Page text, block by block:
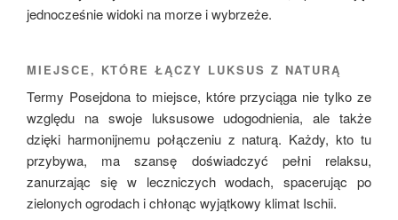
jednocześnie widoki na morze i wybrzeże.
MIEJSCE, KTÓRE ŁĄCZY LUKSUS Z NATURĄ
Termy Posejdona to miejsce, które przyciąga nie tylko ze
względu na swoje luksusowe udogodnienia, ale także
dzięki harmonijnemu połączeniu z naturą. Każdy, kto tu
przybywa, ma szansę doświadczyć pełni relaksu,
zanurzając się w leczniczych wodach, spacerując po
zielonych ogrodach i chłonąc wyjątkowy klimat Ischii.